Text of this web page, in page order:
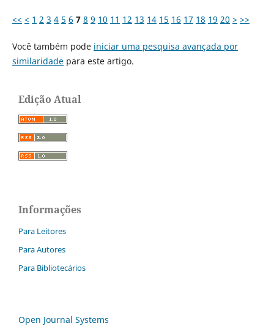
<< < 1 2 3 4 5 6 7 8 9 10 11 12 13 14 15 16 17 18 19 20 > >>
Você também pode iniciar uma pesquisa avançada por
similaridadepara este artigo.
Edição Atual
Informações
Para Leitores
Para Autores
Para Bibliotecários
Open Journal Systems